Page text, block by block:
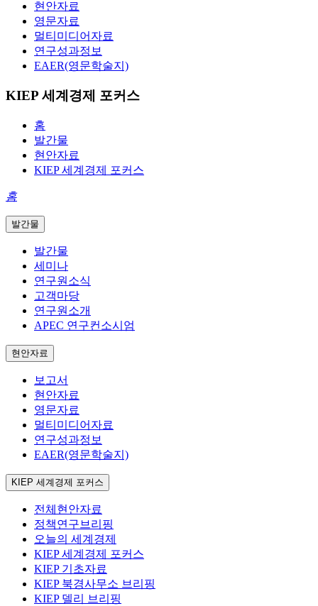
현안자료
영문자료
멀티미디어자료
연구성과정보
EAER(영문학술지)
KIEP 세계경제 포커스
홈
발간물
현안자료
KIEP 세계경제 포커스
홈
발간물
발간물
세미나
연구원소식
고객마당
연구원소개
APEC 연구컨소시엄
현안자료
보고서
현안자료
영문자료
멀티미디어자료
연구성과정보
EAER(영문학술지)
KIEP 세계경제 포커스
전체현안자료
정책연구브리핑
오늘의 세계경제
KIEP 세계경제 포커스
KIEP 기초자료
KIEP 북경사무소 브리핑
KIEP 델리 브리핑